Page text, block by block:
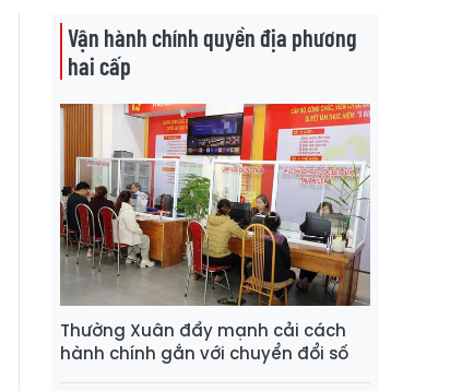
Vận hành chính quyền địa phương
hai cấp
Thường Xuân đẩy mạnh cải cách
hành chính gắn với chuyển đổi số